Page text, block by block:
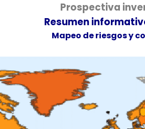
Prospectiva
Resumen
Mapeo de riesgos y